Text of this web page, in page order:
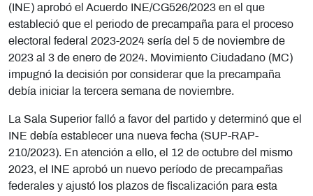
(INE) aprobó el Acuerdo INE/CG526/2023 en el que
estableció que el periodo de precampaña para el proceso
electoral federal 2023-2024 sería del 5 de noviembre de
2023 al 3 de enero de 2024. Movimiento Ciudadano (MC)
impugnó la decisión por considerar que la precampaña
debía iniciar la tercera semana de noviembre.
La Sala Superior falló a favor del partido y determinó que el
INE debía establecer una nueva fecha (SUP-RAP-
210/2023). En atención a ello, el 12 de octubre del mismo
2023, el INE aprobó un nuevo período de precampañas
federales y ajustó los plazos de fiscalización para esta